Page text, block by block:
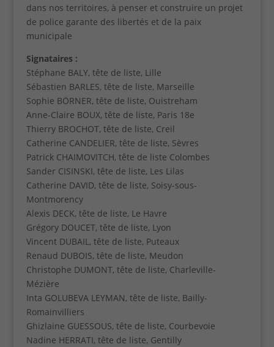
dans nos territoires, à penser et construire un projet
de police garante des libertés et de la paix
municipale
Signataires :
Stéphane BALY, tête de liste, Lille
Sébastien BARLES, tête de liste, Marseille
Sophie BÖRNER, tête de liste, Ouistreham
Anne-Claire BOUX, tête de liste, Paris 18e
Thierry BROCHOT, tête de liste, Creil
Catherine CANDELIER, tête de liste, Sèvres
Patrick CHAIMOVITCH, tête de liste Colombes
Sander CISINSKI, tête de liste, Les Lilas
Catherine DAVID, tête de liste, Soisy-sous-
Montmorency
Alexis DECK, tête de liste, Le Havre
Grégory DOUCET, tête de liste, Lyon
Vincent DUBAIL, tête de liste, Puteaux
Renaud DUBOIS, tête de liste, Meudon
Christophe DUMONT, tête de liste, Charleville-
Mézière
Inta GOLUBEVA LEYMAN, tête de liste, Bailly-
Romainvilliers
Ghizlaine GUESSOUS, tête de liste, Courbevoie
Nadine HERRATI, tête de liste, Gentilly
Contenus
externes
si vous
souhaitez
que les
contenus
externes à
notre site
s'affichent
(vidéos,
documents...)